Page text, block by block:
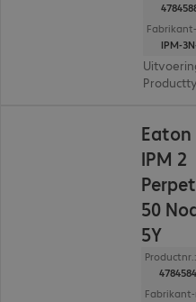
IPM-
Eaton
IPM 2
50
5Y
Productnr.:
4784584